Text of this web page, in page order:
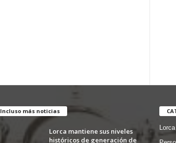
Incluso más noticias
Lorca mantiene sus niveles
históricos de generación de
Lorca